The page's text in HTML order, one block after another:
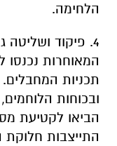
הלחימה.
4. פיקוד
המאוחרות נכנסו
תכניות
ובכוחות
הביאו לקטיעת
התייצבות חלוקת